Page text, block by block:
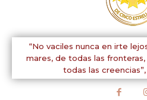
“No vaciles nunca en irte
mares, de todas las
todas las creencias”,